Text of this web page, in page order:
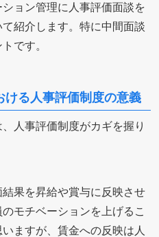
ョン管理に人事評価面談を
紹介します。特に中間面談
です。
ける人事評価制度の意義
人事評価制度がカギを握り
果を昇給や賞与に反映させ
モチベーションを上げるこ
ますが、賃金への反映は人